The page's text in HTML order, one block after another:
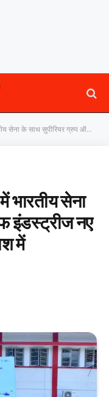
ग्रुप ऑफ इंडस्ट्रीज नए औद्योगिक अवसरों की तलाश में
भारतीय सेना
इंडस्ट्रीज नए
में